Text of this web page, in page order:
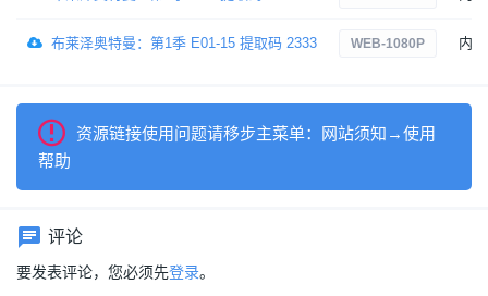
布莱泽奥特曼：第1季 E01-15 提取码 2333 WEB-1080P 内
资源链接使用问题请移步主菜单：网站须知→使用
帮助
评论
要发表评论，您必须先登录。